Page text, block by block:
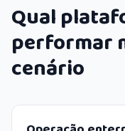
Qual
performar
cenário